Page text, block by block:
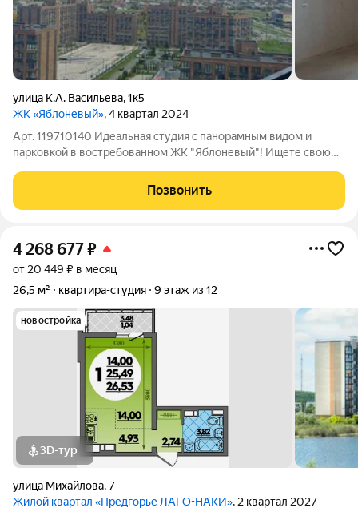
улица К.А. Васильева,1к5
ЖК «Яблоневый», 4 квартал 2024
Арт. 119710140 Идеальная студия с панорамным видом и
парковкой в востребованном ЖК "Яблоневый"! Ищете свою
для молодой семьи? Представляем вашему вниманию
стильную студию площадью 25.5 кв.м. в
Позвонить
4 268 677₽
от 20 449 ₽ в месяц
26,5 м²
квартира-студия 9 этаж из 12
новостройка
3D-тур
улица Михайлова,7
Жилой квартал «Предгорье ЛАГО-НАКИ», 2 квартал 2027